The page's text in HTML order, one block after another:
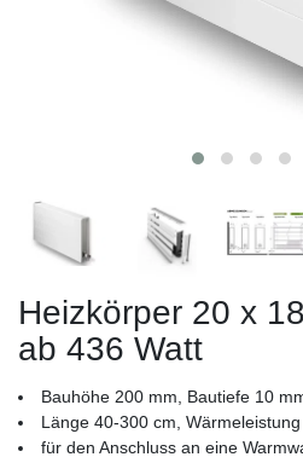
Heizkörper 20 x
ab 436 Watt
Bauhöhe 200 mm, Bautiefe 10
Länge 40-300 cm,
für den Anschluss an eine